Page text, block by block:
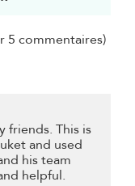
5 commentaires)
friends. This is
and used
his team
helpful.